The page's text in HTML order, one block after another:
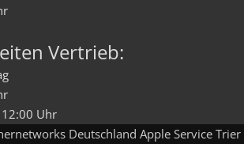
Vertrieb:
Uhr
Deutschland Apple Service Trier